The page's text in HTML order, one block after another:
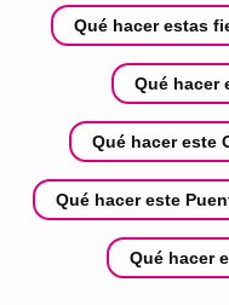
Qué hacer estas
Qué hacer
Qué hacer este
Qué hacer este
Qué hacer